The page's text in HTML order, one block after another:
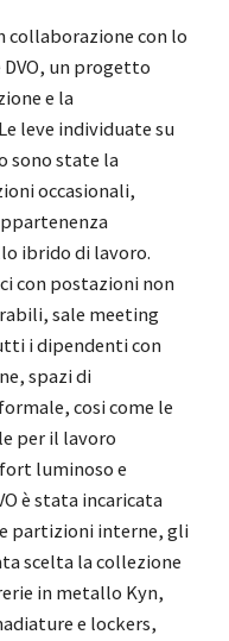
collaborazione con lo
un progetto
e la
leve individuate su
sono state la
occasionali,
ibrido di lavoro.
con postazioni non
sale meeting
i dipendenti con
spazi di
cosi come le
per il lavoro
luminoso e
è stata incaricata
partizioni interne, gli
scelta la collezione
in metallo Kyn,
e lockers,